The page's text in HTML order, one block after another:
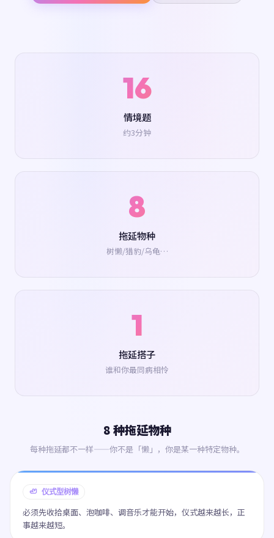
16
情境题
约3分钟
8
拖延物种
树懒/猎豹/乌龟…
1
拖延搭子
谁和你最同病相怜
8 种拖延物种
每种拖延都不一样——你不是「懒」，你是某一种特定物种。
🦥 仪式型树懒
必须先收拾桌面、泡咖啡、调音乐才能开始，仪式越来越长，正
事越来越短。